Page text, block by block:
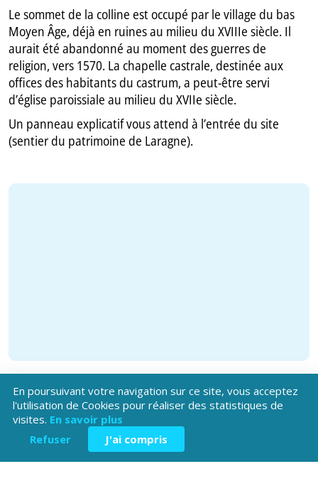
Le sommet de la colline est occupé par le village du bas
Moyen Âge, déjà en ruines au milieu du XVIIIe siècle. Il
aurait été abandonné au moment des guerres de
religion, vers 1570. La chapelle castrale, destinée aux
offices des habitants du castrum, a peut-être servi
d’église paroissiale au milieu du XVIIe siècle.
Un panneau explicatif vous attend à l’entrée du site
(sentier du patrimoine de Laragne).
Téléchargez l'application
En poursuivant votre navigation sur ce site, vous acceptez
l'utilisation de Cookies pour réaliser des statistiques de
visites. En savoir plus
Refuser
J'ai compris